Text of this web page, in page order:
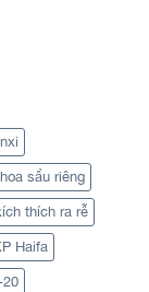
hoa sầu riêng
thích ra rễ
Haifa
20